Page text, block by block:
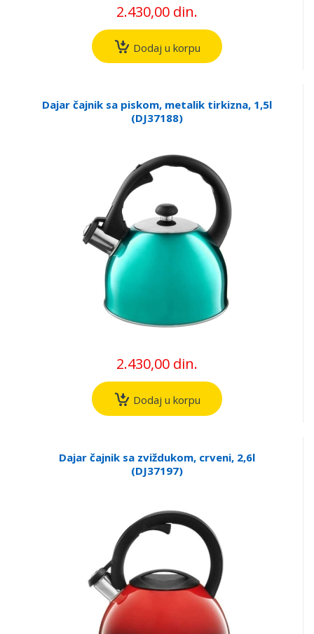
2.430,00 din.
Dodaj u korpu
Dajar čajnik sa piskom, metalik tirkizna, 1,5l
(DJ37188)
2.430,00 din.
Dodaj u korpu
Dajar čajnik sa zviždukom, crveni, 2,6l
(DJ37197)